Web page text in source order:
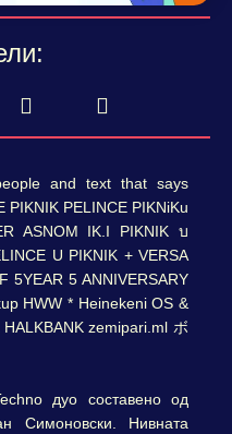
дуо составено од
Симоновски. Нивната